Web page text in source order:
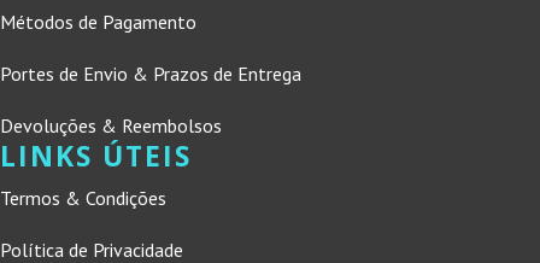
Métodos de Pagamento
Portes de Envio & Prazos de Entrega
Devoluções & Reembolsos
LINKS ÚTEIS
Termos & Condições
Política de Privacidade